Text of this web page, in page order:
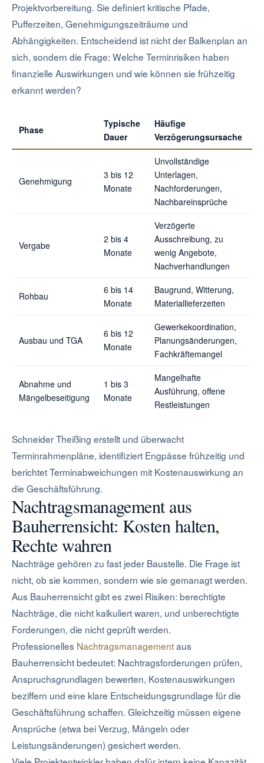
Projektvorbereitung. Sie definiert kritische Pfade,
Pufferzeiten, Genehmigungszeiträume und
Abhängigkeiten. Entscheidend ist nicht der Balkenplan an
sich, sondern die Frage: Welche Terminrisiken haben
finanzielle Auswirkungen und wie können sie frühzeitig
erkannt werden?
Phase
Typische
Dauer
Häufige
Verzögerungsursache
Genehmigung
3 bis 12
Monate
Unvollständige
Unterlagen,
Nachforderungen,
Nachbareinsprüche
Vergabe
2 bis 4
Monate
Verzögerte
Ausschreibung, zu
wenig Angebote,
Nachverhandlungen
Rohbau
6 bis 14
Monate
Baugrund, Witterung,
Materiallieferzeiten
Ausbau und TGA
6 bis 12
Monate
Gewerkekoordination,
Planungsänderungen,
Fachkräftemangel
Abnahme und
Mängelbeseitigung
1 bis 3
Monate
Mangelhafte
Ausführung, offene
Restleistungen
Schneider Theißing erstellt und überwacht
Terminrahmenpläne, identifiziert Engpässe frühzeitig und
berichtet Terminabweichungen mit Kostenauswirkung an
die Geschäftsführung.
Nachtragsmanagement aus
Bauherrensicht: Kosten halten,
Rechte wahren
Nachträge gehören zu fast jeder Baustelle. Die Frage ist
nicht, ob sie kommen, sondern wie sie gemanagt werden.
Aus Bauherrensicht gibt es zwei Risiken: berechtigte
Nachträge, die nicht kalkuliert waren, und unberechtigte
Forderungen, die nicht geprüft werden.
Professionelles Nachtragsmanagementaus
Bauherrensicht bedeutet: Nachtragsforderungen prüfen,
Anspruchsgrundlagen bewerten, Kostenauswirkungen
beziffern und eine klare Entscheidungsgrundlage für die
Geschäftsführung schaffen. Gleichzeitig müssen eigene
Ansprüche (etwa bei Verzug, Mängeln oder
Leistungsänderungen) gesichert werden.